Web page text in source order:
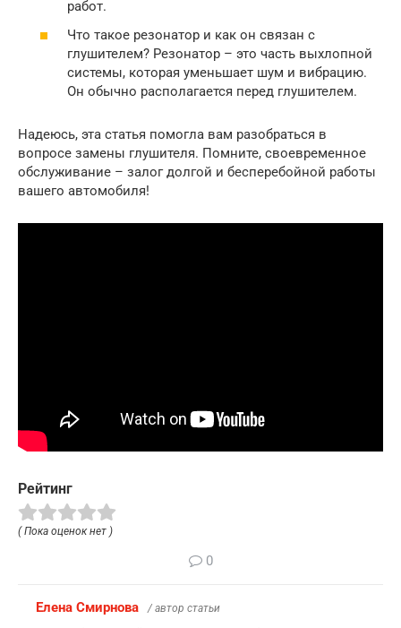
работ.
Что такое резонатор и как он связан с
глушителем? Резонатор – это часть выхлопной
системы, которая уменьшает шум и вибрацию.
Он обычно располагается перед глушителем.
Надеюсь, эта статья помогла вам разобраться в
вопросе замены глушителя. Помните, своевременное
обслуживание – залог долгой и бесперебойной работы
вашего автомобиля!
Рейтинг
( Пока оценок нет )
0
Елена Смирнова / автор статьи